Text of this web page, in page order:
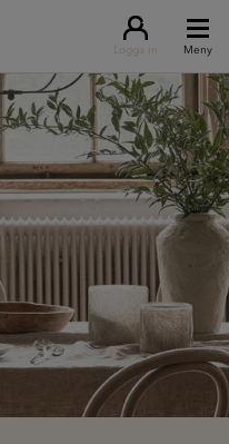
Logga in Meny